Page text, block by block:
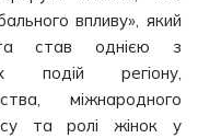
впливу», який
став однією з
подій регіону,
міжнародного
та ролі жінок у